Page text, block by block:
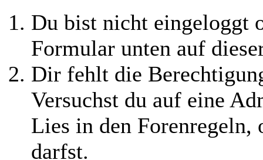
Du bist nicht eingeloggt
Formular unten auf
Dir fehlt die
Versuchst du auf eine
Lies in den Forenregeln,
darfst.